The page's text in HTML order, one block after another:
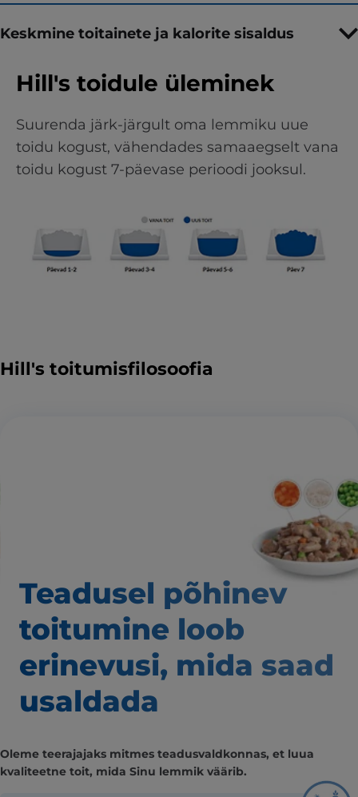
Keskmine toitainete ja kalorite sisaldus
Hill's toidule üleminek
Suurenda järk-järgult oma lemmiku uue
toidu kogust, vähendades samaaegselt vana
toidu kogust 7-päevase perioodi jooksul.
Hill's toitumisfilosoofia
Teadusel põhinev
toitumine loob
erinevusi, mida saad
usaldada
Oleme teerajajaks mitmes teadusvaldkonnas, et luua
kvaliteetne toit, mida Sinu lemmik väärib.